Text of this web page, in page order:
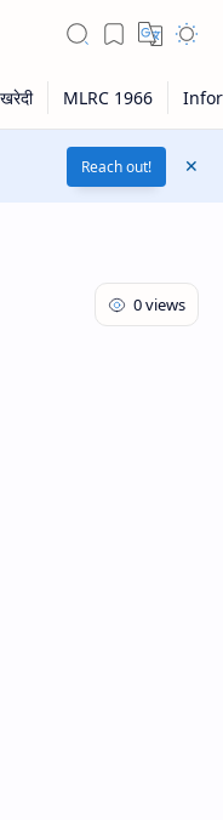
Reach out!